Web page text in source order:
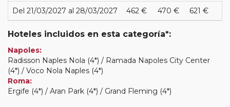
Del 21/03/2027 al 28/03/2027 462 € 470 € 621 €
Hoteles incluidos en esta categoría*:
Napoles:
Radisson Naples Nola (4*) / Ramada Napoles City Center
(4*) / Voco Nola Naples (4*)
Roma:
Ergife (4*) / Aran Park (4*) / Grand Fleming (4*)